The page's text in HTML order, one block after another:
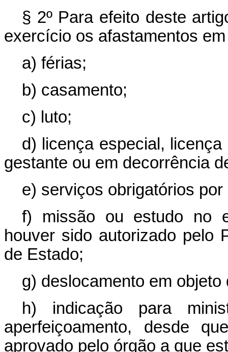
§ 2º Para efeito deste
exercício os afastamentos
a) férias;
b) casamento;
c) luto;
d) licença especial,
gestante ou em decorrência
e) serviços obrigatórios por
f) missão ou estudo no
houver sido autorizado pelo
de Estado;
g) deslocamento em objeto
h) indicação para
aperfeiçoamento, desde
aprovado pelo órgão a que